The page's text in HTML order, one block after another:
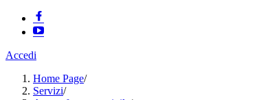
Accedi
Home Page/
Servizi/